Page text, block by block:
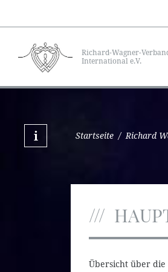
Richard-Wagner-
International e.V.
Startseite / Richard
Übersicht über